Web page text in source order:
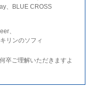
、BLUE CROSS
、
リンのソフィ
卒ご理解いただきますよ